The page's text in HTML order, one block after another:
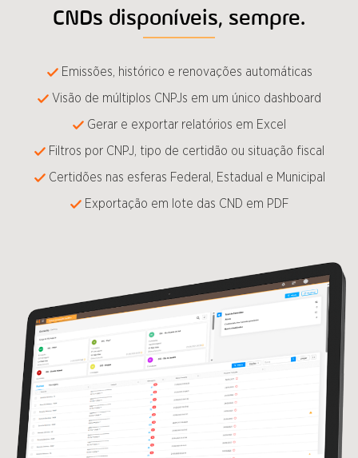
CNDs disponíveis, sempre.
Emissões, histórico e renovações automáticas
Visão de múltiplos CNPJs em um único dashboard
Gerar e exportar relatórios em Excel
Filtros por CNPJ, tipo de certidão ou situação fiscal
Certidões nas esferas Federal, Estadual e Municipal
Exportação em lote das CND em PDF